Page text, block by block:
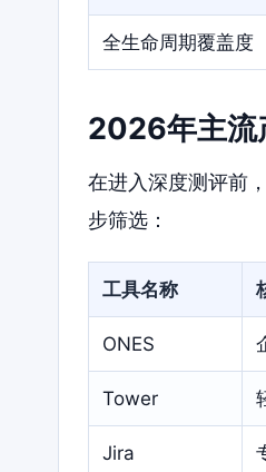
全生命周期覆盖度
2026年主流
在进入深度测评前
步筛选：
工具名称
ONES
Tower
Jira